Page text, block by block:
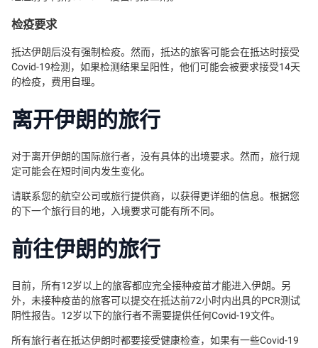
检疫要求
抵达伊朗后没有强制检疫。然而，抵达的旅客可能会在抵达时接受
Covid-19检测，如果检测结果呈阳性，他们可能会被要求接受14天
的检疫，费用自理。
离开伊朗的旅行
对于离开伊朗的国际旅行者，没有具体的出境要求。然而，旅行规
定可能会在短时间内发生变化。
请联系您的航空公司或旅行提供商，以获得更详细的信息。根据您
的下一个旅行目的地，入境要求可能有所不同。
前往伊朗的旅行
目前，所有12岁以上的旅客都应完全接种疫苗才能进入伊朗。另
外，未接种疫苗的旅客可以提交在抵达前72小时内出具的PCR测试
阴性报告。12岁以下的旅行者不需要提供任何Covid-19文件。
所有旅行者在抵达伊朗时都要接受健康检查，如果有一些Covid-19